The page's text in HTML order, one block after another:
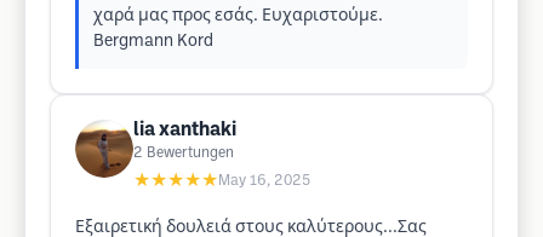
χαρά μας προς εσάς. Ευχαριστούμε.
Bergmann Kord
lia xanthaki
2 Bewertungen
★★★★★ May 16, 2025
Εξαιρετική δουλειά στους καλύτερους...Σας